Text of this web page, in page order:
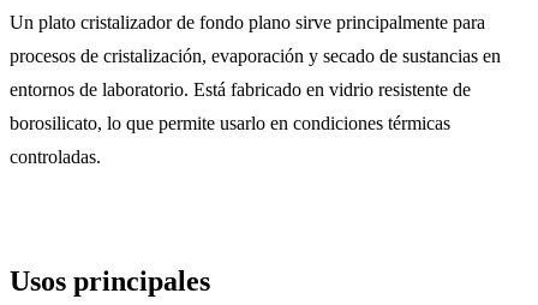
Un plato cristalizador de fondo plano sirve principalmente para
procesos de cristalización, evaporación y secado de sustancias en
entornos de laboratorio. Está fabricado en vidrio resistente de
borosilicato, lo que permite usarlo en condiciones térmicas
controladas.
Usos principales